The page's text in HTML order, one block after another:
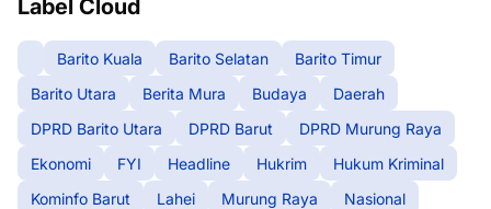
Label Cloud
Barito Kuala Barito Selatan
Barito Timur
Barito Utara
Berita Mura Budaya
Daerah
DPRD Barito Utara
DPRD Barut
DPRD Murung Raya
Ekonomi
FYI Headline Hukrim
Hukum Kriminal
Kominfo Barut
Lahei Murung Raya
Nasional